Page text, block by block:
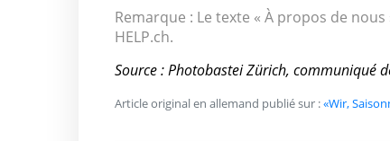
Remarque : Le texte « À propos de
HELP.ch.
Source : Photobastei Zürich, communiqué
Article original en allemand publié sur :«Wir,